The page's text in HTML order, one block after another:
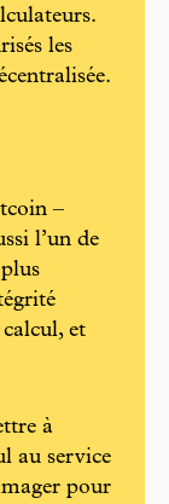
les
–
l’un de
calcul, et
à
au service
pour